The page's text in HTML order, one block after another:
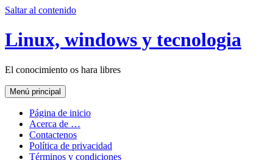
Saltar al contenido
Linux, windows y tecnologia
El conocimiento os hara libres
Menú principal
Página de inicio
Acerca de …
Contactenos
Política de privacidad
Términos y condiciones